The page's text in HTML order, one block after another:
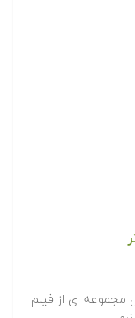
مجموعه ای از فیلم